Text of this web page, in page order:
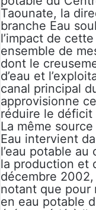
Taounate, la
branche Eau
l’impact de
ensemble de
dont le
d’eau et
canal principal
approvisionne
réduire le déficit
La même
Eau intervient
l’eau potable
la production et
décembre
notant que pour
en eau potable